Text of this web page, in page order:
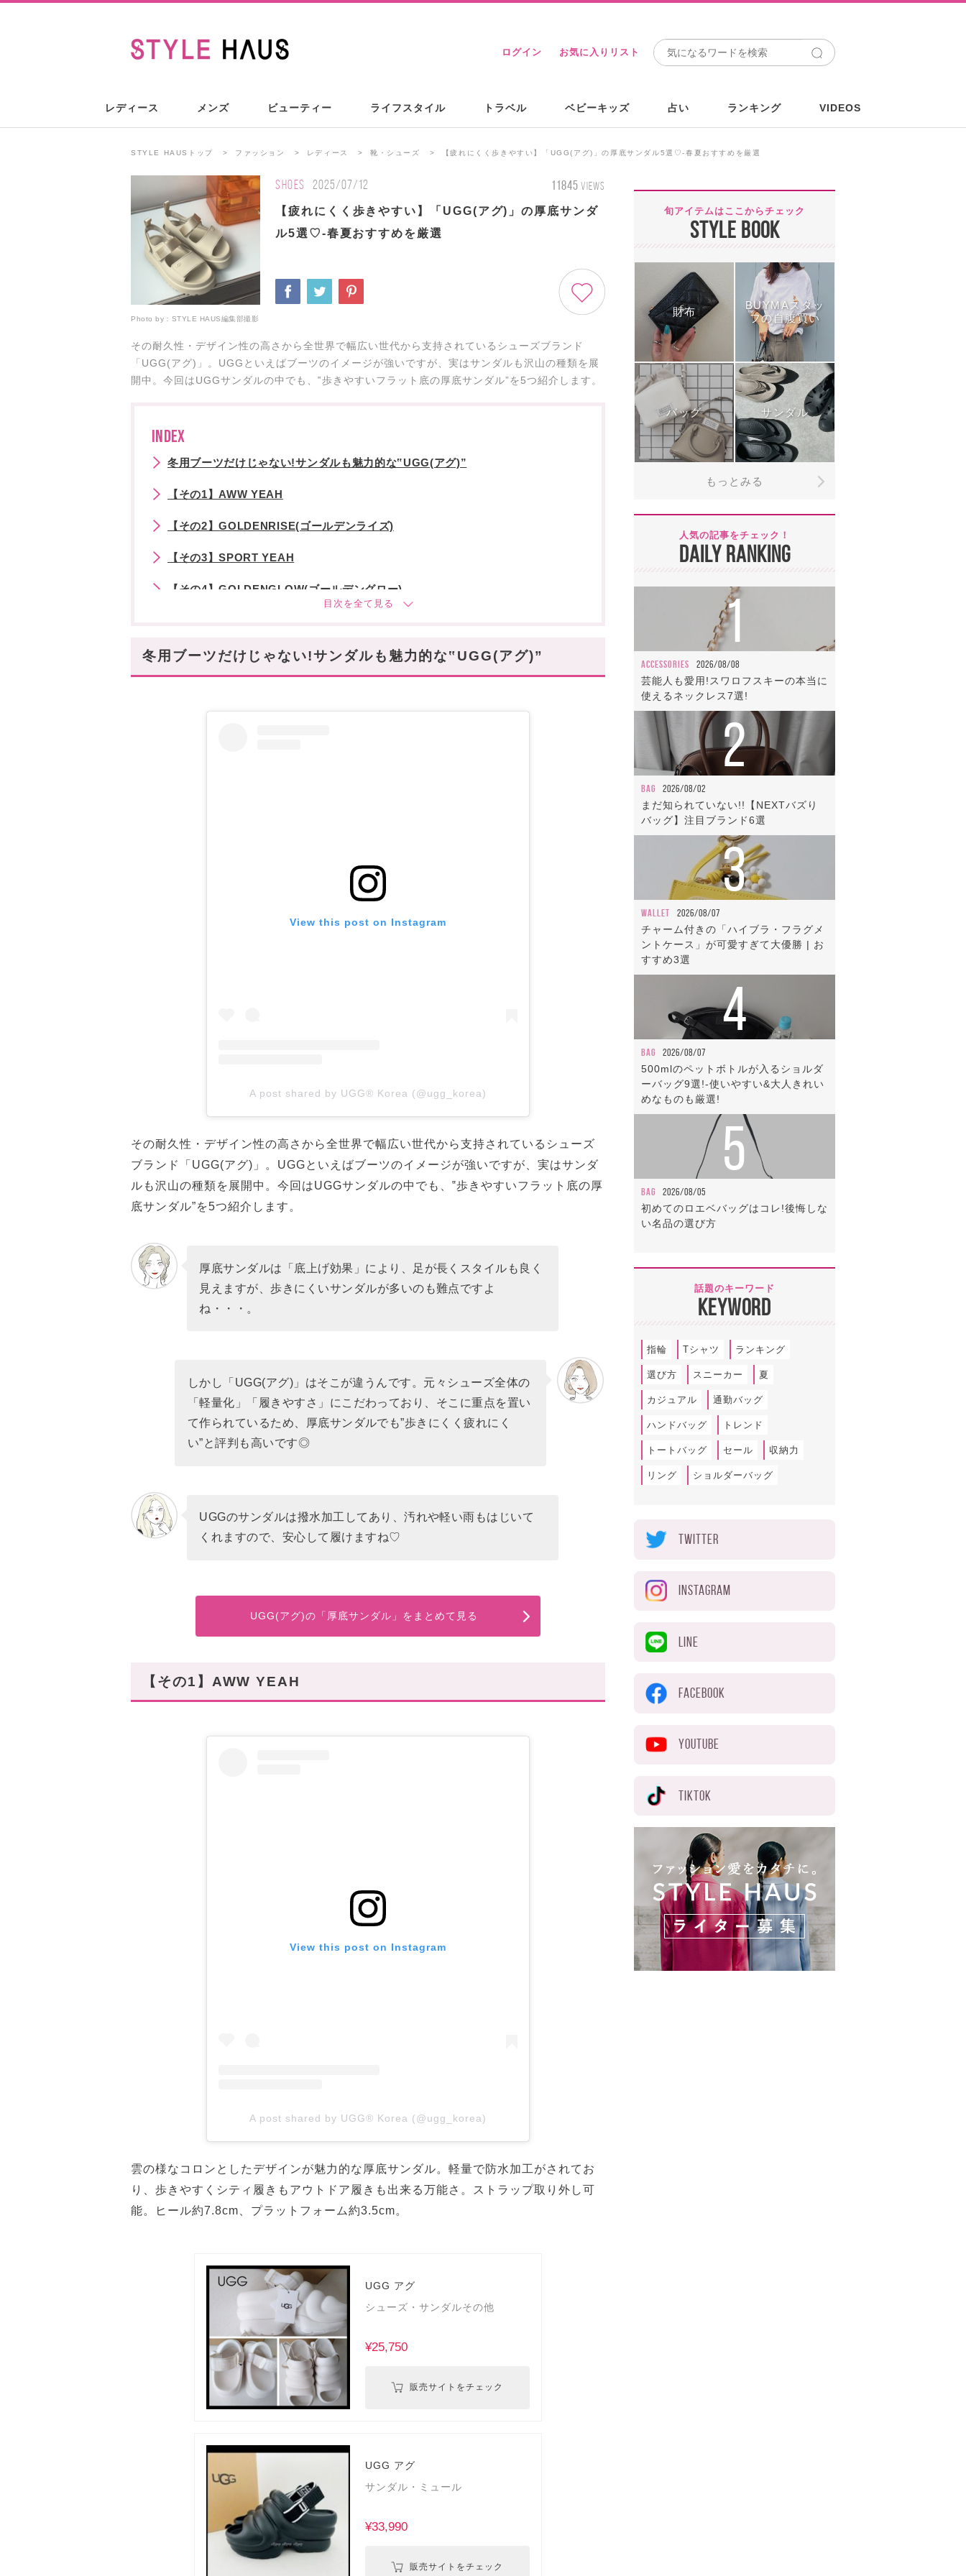
ログイン お気に入りリスト
レディース メンズ ビューティー ライフスタイル トラベル ベビーキッズ 占い ランキング VIDEOS
STYLE HAUSトップ ファッション レディース 靴・シューズ 【疲れにくく歩きやすい】「UGG(アグ)」の厚底サンダル5選♡-春夏おすすめを厳選
SHOES 2025/07/12 11845 VIEWS
【疲れにくく歩きやすい】「UGG(アグ)」の厚底サンダ
ル5選♡-春夏おすすめを厳選
Photo by： STYLE HAUS編集部撮影
その耐久性・デザイン性の高さから全世界で幅広い世代から支持されているシューズブランド
「UGG(アグ)」。UGGといえばブーツのイメージが強いですが、実はサンダルも沢山の種類を展
開中。今回はUGGサンダルの中でも、‟歩きやすいフラット底の厚底サンダル”を5つ紹介します。
INDEX
冬用ブーツだけじゃない!サンダルも魅力的な‟UGG(アグ)”
【その1】AWW YEAH
【その2】GOLDENRISE(ゴールデンライズ)
【その3】SPORT YEAH
【その4】GOLDENGLOW(ゴールデングロー)
UGGサンダルは靴下との相性も抜群◎
長時間のお出かけにピッタリ
冬用ブーツだけじゃない!サンダルも魅力的な‟UGG(アグ)”
View this post on Instagram
A post shared by UGG® Korea (@ugg_korea)
その耐久性・デザイン性の高さから全世界で幅広い世代から支持されているシューズ
ブランド「UGG(アグ)」。UGGといえばブーツのイメージが強いですが、実はサンダ
ルも沢山の種類を展開中。今回はUGGサンダルの中でも、‟歩きやすいフラット底の厚
底サンダル”を5つ紹介します。
厚底サンダルは「底上げ効果」により、足が長くスタイルも良く
見えますが、歩きにくいサンダルが多いのも難点ですよ
ね・・・。
しかし「UGG(アグ)」はそこが違うんです。元々シューズ全体の
「軽量化」「履きやすさ」にこだわっており、そこに重点を置い
て作られているため、厚底サンダルでも”歩きにくく疲れにく
い”と評判も高いです◎
UGGのサンダルは撥水加工してあり、汚れや軽い雨もはじいて
くれますので、安心して履けますね♡
UGG(アグ)の「厚底サンダル」をまとめて見る
【その1】AWW YEAH
View this post on Instagram
A post shared by UGG® Korea (@ugg_korea)
雲の様なコロンとしたデザインが魅力的な厚底サンダル。軽量で防水加工がされてお
り、歩きやすくシティ履きもアウトドア履きも出来る万能さ。ストラップ取り外し可
能。ヒール約7.8cm、プラットフォーム約3.5cm。
UGG アグ
シューズ・サンダルその他
¥25,750
販売サイトをチェック
UGG アグ
サンダル・ミュール
¥33,990
販売サイトをチェック
旬アイテムはここからチェック
STYLE BOOK
財布
BUYMAスタッ
フの自腹買い
バッグ サンダル
もっとみる
人気の記事をチェック！
DAILY RANKING
1
ACCESSORIES 2026/08/08
芸能人も愛用!スワロフスキーの本当に
使えるネックレス7選!
2
BAG 2026/08/02
まだ知られていない!!【NEXTバズり
バッグ】注目ブランド6選
3
WALLET 2026/08/07
チャーム付きの「ハイブラ・フラグメ
ントケース」が可愛すぎて大優勝 | お
すすめ3選
4
BAG 2026/08/07
500mlのペットボトルが入るショルダ
ーバッグ9選!-使いやすい&大人きれい
めなものも厳選!
5
BAG 2026/08/05
初めてのロエベバッグはコレ!後悔しな
い名品の選び方
話題のキーワード
KEYWORD
指輪 Tシャツ ランキング
選び方 スニーカー 夏
カジュアル 通勤バッグ
ハンドバッグ トレンド
トートバッグ セール 収納力
リング ショルダーバッグ
TWITTER
INSTAGRAM
LINE
FACEBOOK
YOUTUBE
TIKTOK